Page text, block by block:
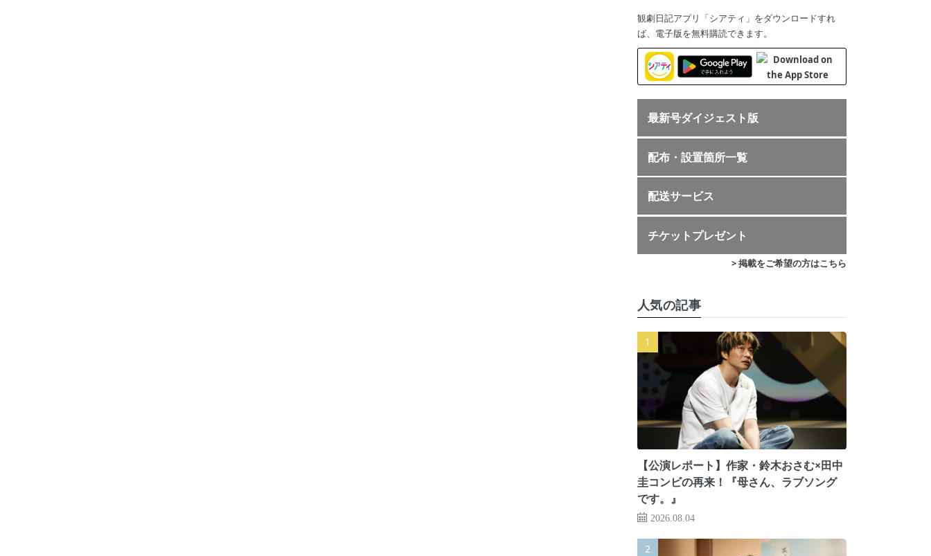
観劇日記アプリ「シアティ」をダウンロードすれ
ば、電子版を無料購読できます。
最新号ダイジェスト版
配布・設置箇所一覧
配送サービス
チケットプレゼント
> 掲載をご希望の方はこちら
人気の記事
【公演レポート】作家・鈴木おさむ×田中
圭コンビの再来！『母さん、ラブソング
です。』
2026.08.04